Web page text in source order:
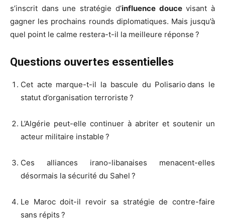
s’inscrit dans une stratégie d’influence doucevisant à
gagner les prochains rounds diplomatiques. Mais jusqu’à
quel point le calme restera-t-il la meilleure réponse ?
Questions ouvertes essentielles
Cet acte marque-t-il la bascule du Polisario dans le
statut d’organisation terroriste ?
L’Algérie peut-elle continuer à abriter et soutenir un
acteur militaire instable ?
Ces alliances irano-libanaises menacent-elles
désormais la sécurité du Sahel ?
Le Maroc doit-il revoir sa stratégie de contre-faire
sans répits ?